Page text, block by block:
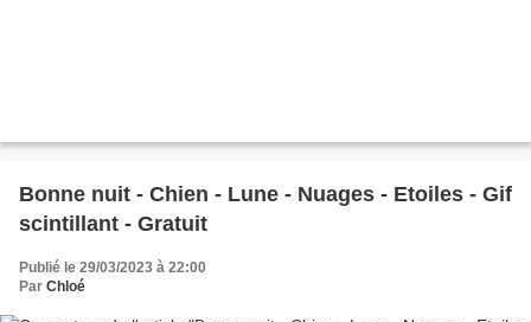
Bonne nuit - Chien - Lune - Nuages - Etoiles - Gif
scintillant - Gratuit
Publié le 29/03/2023 à 22:00
Par Chloé